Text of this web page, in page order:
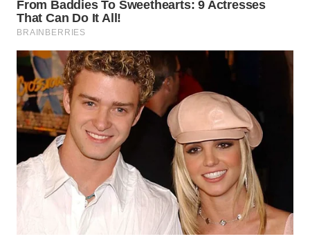
WN
PRIANGAN
TIMUR
WN
SEMARANG
WN
SOLO
WN
BOROBUDUR